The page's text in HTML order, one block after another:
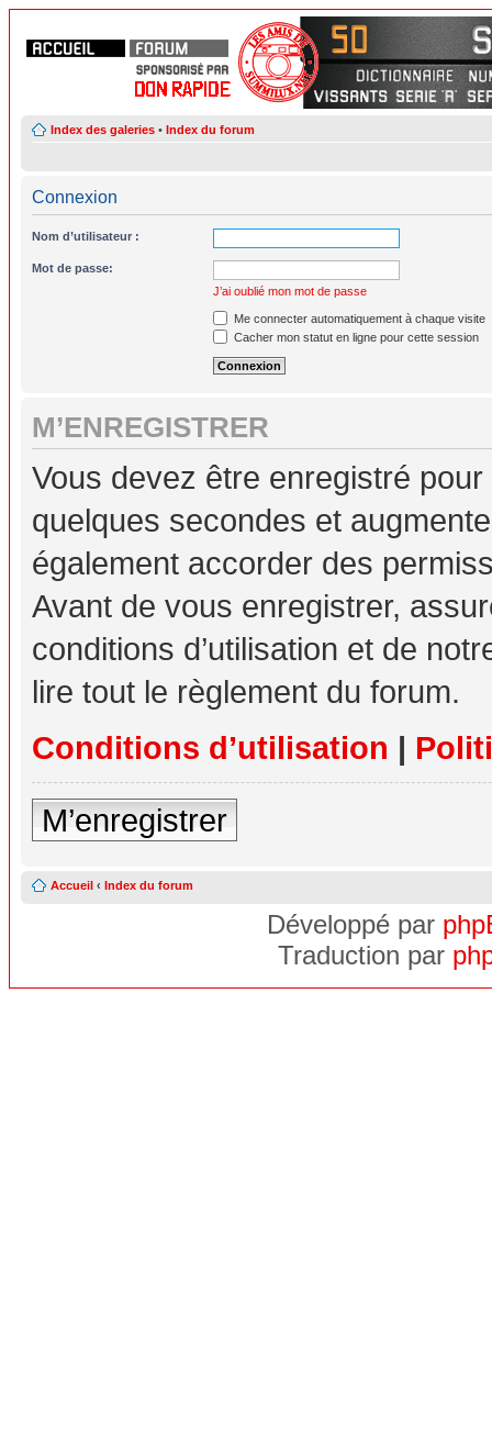
Index des galeries • Index du forum
Connexion
Nom d’utilisateur :
Mot de passe:
J’ai oublié mon mot de passe
Me connecter automatiquement à chaque visite
Cacher mon statut en ligne pour cette session
M’ENREGISTRER
Vous devez être enregistré
quelques secondes et
également accorder des
Avant de vous enregistrer,
conditions d’utilisation et de
lire tout le règlement du forum.
Conditions d’utilisation |
M’enregistrer
Accueil ‹ Index du forum
Développé par
Traduction par